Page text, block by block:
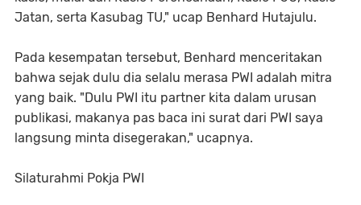
Jatan, serta Kasubag TU," ucap Benhard Hutajulu.
Pada kesempatan tersebut, Benhard menceritakan
bahwa sejak dulu dia selalu merasa PWI adalah mitra
yang baik. "Dulu PWI itu partner kita dalam urusan
publikasi, makanya pas baca ini surat dari PWI saya
langsung minta disegerakan," ucapnya.
Silaturahmi Pokja PWI